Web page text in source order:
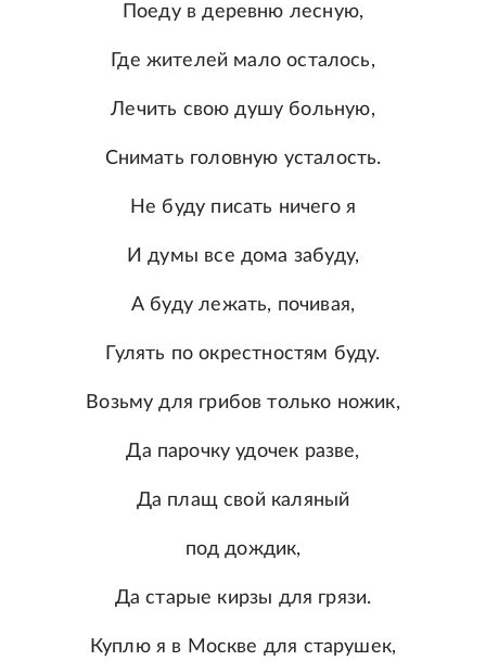
Поеду в деревню лесную,
Где жителей мало осталось,
Лечить свою душу больную,
Снимать головную усталость.
Не буду писать ничего я
И думы все дома забуду,
А буду лежать, почивая,
Гулять по окрестностям буду.
Возьму для грибов только ножик,
Да парочку удочек разве,
Да плащ свой каляный
под дождик,
Да старые кирзы для грязи.
Куплю я в Москве для старушек,